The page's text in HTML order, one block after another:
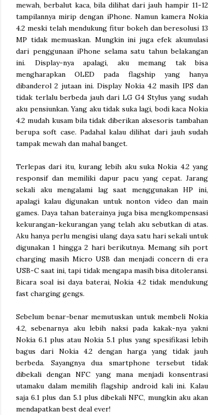
mewah, berbalut kaca, bila dilihat dari jauh hampir 11-12
tampilannya mirip dengan iPhone. Namun kamera Nokia
4.2 meski telah mendukung fitur bokeh dan beresolusi 13
MP tidak memuaskan. Mungkin ini juga efek akumulasi
dari penggunaan iPhone selama satu tahun belakangan
ini. Display-nya apalagi, aku memang tak bisa
mengharapkan OLED pada flagship yang hanya
dibanderol 2 jutaan ini. Display Nokia 4.2 masih IPS dan
tidak terlalu berbeda jauh dari LG G4 Stylus yang sudah
aku pensiunkan. Yang aku tidak suka lagi, bodi kaca Nokia
4.2 mudah kusam bila tidak diberikan aksesoris tambahan
berupa soft case. Padahal kalau dilihat dari jauh sudah
tampak mewah dan mahal banget.
Terlepas dari itu, kurang lebih aku suka Nokia 4.2 yang
responsif dan memiliki dapur pacu yang cepat. Jarang
sekali aku mengalami lag saat menggunakan HP ini,
apalagi kalau digunakan untuk nonton video dan main
games. Daya tahan baterainya juga bisa mengkompensasi
kekurangan-kekurangan yang telah aku sebutkan di atas.
Aku hanya perlu mengisi ulang daya satu hari sekali untuk
digunakan 1 hingga 2 hari berikutnya. Memang sih port
charging masih Micro USB dan menjadi concern di era
USB-C saat ini, tapi tidak mengapa masih bisa ditoleransi.
Bicara soal isi daya baterai, Nokia 4.2 tidak mendukung
fast charging gengs.
Sebelum benar-benar memutuskan untuk membeli Nokia
4.2, sebenarnya aku lebih naksi pada kakak-nya yakni
Nokia 6.1 plus atau Nokia 5.1 plus yang spesifikasi lebih
bagus dari Nokia 4.2 dengan harga yang tidak jauh
berbeda. Sayangnya dua smartphone tersebut tidak
dibekali dengan NFC yang mana menjadi konsentrasi
utamaku dalam memilih flagship android kali ini. Kalau
saja 6.1 plus dan 5.1 plus dibekali NFC, mungkin aku akan
mendapatkan best deal ever!